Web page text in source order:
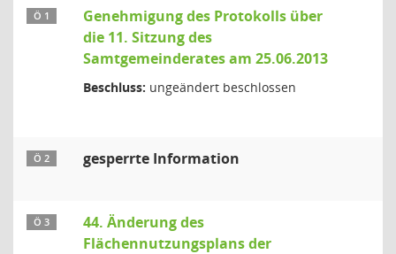
Ö 1
Genehmigung des Protokolls über
die 11. Sitzung des
Samtgemeinderates am 25.06.2013
Beschluss: ungeändert beschlossen
Ö 2 gesperrte Information
Ö 3
44. Änderung des
Flächennutzungsplans der